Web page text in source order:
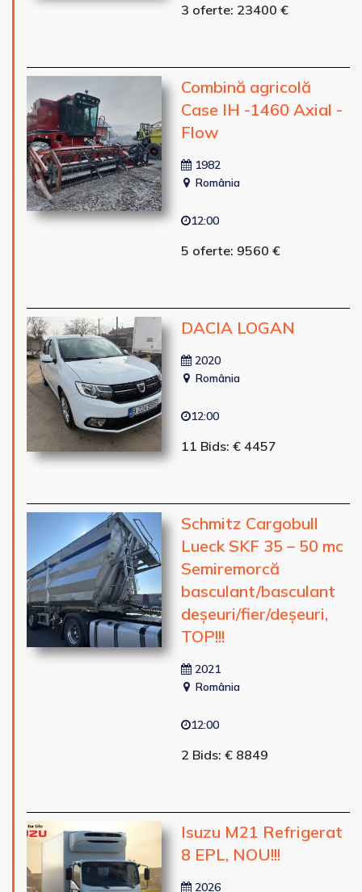
3 oferte: 23400 €
Combină agricolă
Case IH -1460 Axial -
Flow
1982
România
12:00
5 oferte: 9560 €
DACIA LOGAN
2020
România
12:00
11 Bids: € 4457
Schmitz Cargobull
Lueck SKF 35 – 50 mc
Semiremorcă
basculant/basculant
deșeuri/fier/deșeuri,
TOP!!!
2021
România
12:00
2 Bids: € 8849
Isuzu M21 Refrigerat
8 EPL, NOU!!!
2026